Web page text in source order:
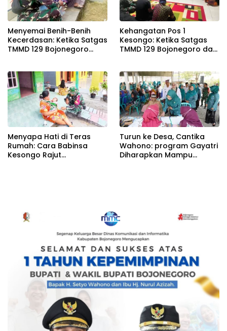
Menyemai Benih-Benih
Kecerdasan: Ketika Satgas
TMMD 129 Bojonegoro
Kehangatan Pos 1
Kesongo: Ketika Satgas
TMMD 129 Bojonegoro dan
Menyapa Hati di Teras
Rumah: Cara Babinsa
Kesongo Rajut
Turun ke Desa, Cantika
Wahono: program Gayatri
Diharapkan Mampu